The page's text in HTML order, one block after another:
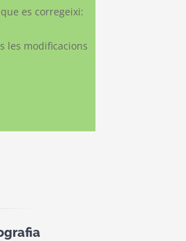
es corregeixi:
les modificacions